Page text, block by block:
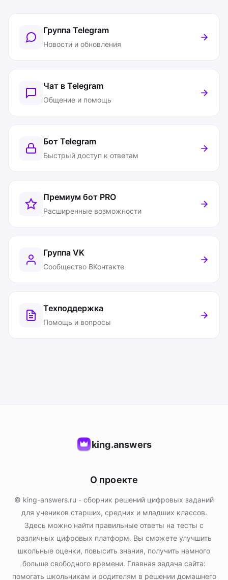
Группа Telegram
Новости и обновления
Чат в Telegram
Общение и помощь
Бот Telegram
Быстрый доступ к ответам
Премиум бот PRO
Расширенные возможности
Группа VK
Сообщество ВКонтакте
Техподдержка
Помощь и вопросы
king.answers
О проекте
© king-answers.ru - сборник решений цифровых заданий
для учеников старших, средних и младших классов.
Здесь можно найти правильные ответы на тесты с
различных цифровых платформ. Вы сможете улучшить
школьные оценки, повысить знания, получить намного
больше свободного времени. Главная задача сайта:
помогать школьникам и родителям в решении домашнего